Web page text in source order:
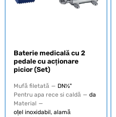
Baterie medicală cu 2
pedale cu acționare
picior (Set)
Mufă filetată — DN½"
Pentru apa rece si caldă — da
Material —
oțel inoxidabil, alamă